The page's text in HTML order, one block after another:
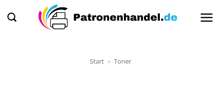
Inhalt
Start » Toner